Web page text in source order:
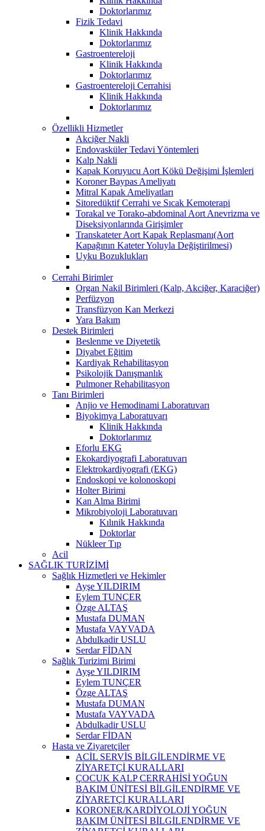
Doktorlarımız
Fizik Tedavi
Klinik Hakkında
Doktorlarımız
Gastroentereloji
Klinik Hakkında
Doktorlarımız
Gastroentereloji Cerrahisi
Klinik Hakkında
Doktorlarımız
Özellikli Hizmetler
Akciğer Nakli
Endovasküler Tedavi Yöntemleri
Kalp Nakli
Kapak Koruyucu Aort Kökü Değişimi İşlemleri
Koroner Baypas Ameliyatı
Mitral Kapak Ameliyatları
Sitoredüktif Cerrahi ve Sıcak Kemoterapi
Torakal ve Torako-abdominal Aort Anevrizma ve
Diseksiyonlarında Girişimler
Transkateter Aort Kapak Replasmanı(Aort
Kapağının Kateter Yoluyla Değiştirilmesi)
Uyku Bozuklukları
Cerrahi Birimler
Organ Nakil Birimleri (Kalp, Akciğer, Karaciğer)
Perfüzyon
Transfüzyon Kan Merkezi
Yara Bakım
Destek Birimleri
Beslenme ve Diyetetik
Diyabet Eğitim
Kardiyak Rehabilitasyon
Psikolojik Danışmanlık
Pulmoner Rehabilitasyon
Tanı Birimleri
Anjio ve Hemodinami Laboratuvarı
Biyokimya Laboratuvarı
Klinik Hakkında
Doktorlarımız
Eforlu EKG
Ekokardiyografi Laboratuvarı
Elektrokardiyografi (EKG)
Endoskopi ve kolonoskopi
Holter Birimi
Kan Alma Birimi
Mikrobiyoloji Laboratuvarı
Kılınik Hakkında
Doktorlar
Nükleer Tıp
Acil
SAĞLIK TURİZİMİ
Sağlık Hizmetleri ve Hekimler
Ayşe YILDIRIM
Eylem TUNÇER
Özge ALTAŞ
Mustafa DUMAN
Mustafa VAYVADA
Abdulkadir USLU
Serdar FİDAN
Sağlık Turizimi Birimi
Ayşe YILDIRIM
Eylem TUNÇER
Özge ALTAŞ
Mustafa DUMAN
Mustafa VAYVADA
Abdulkadir USLU
Serdar FİDAN
Hasta ve Ziyaretçiler
ACİL SERVİS BİLGİLENDİRME VE
ZİYARETÇİ KURALLARI
ÇOCUK KALP CERRAHİSİ YOĞUN
BAKIM ÜNİTESİ BİLGİLENDİRME VE
ZİYARETÇİ KURALLARI
KORONER/KARDİYOLOJİ YOĞUN
BAKIM ÜNİTESİ BİLGİLENDİRME VE